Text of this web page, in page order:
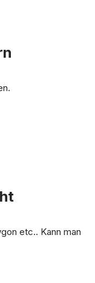
etc.. Kann man